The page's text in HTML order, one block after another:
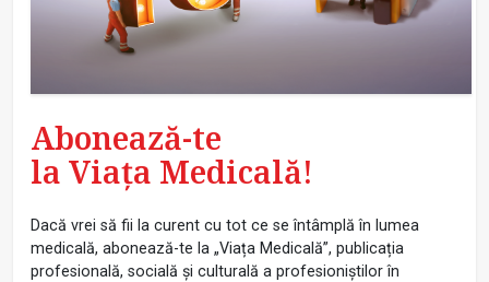
Abonează-te
la Viața Medicală!
Dacă vrei să fii la curent cu tot ce se întâmplă în lumea
medicală, abonează-te la „Viața Medicală”, publicația
profesională, socială și culturală a profesioniștilor în